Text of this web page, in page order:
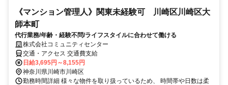
《マンション管理人》関東未経験可 川崎区川崎区大
師本町
代行業務/年齢・経験不問/ライフスタイルに合わせて働ける
株式会社コミュニティセンター
交通・アクセス 交通費支給
日給3,695円～8,155円
神奈川県川崎市川崎区
勤務時間詳細 様々な物件を取り扱っているため、 時間帯や日数は柔